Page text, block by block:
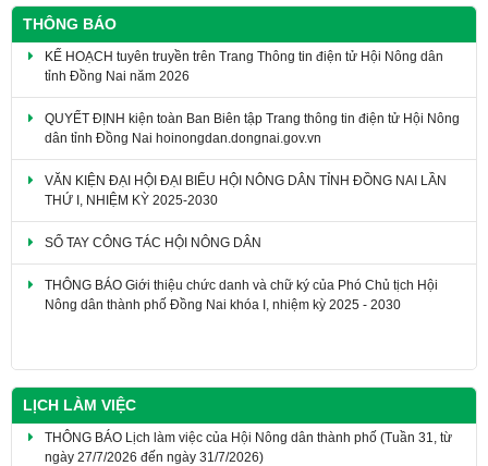
THÔNG BÁO
KẾ HOẠCH tuyên truyền trên Trang Thông tin điện tử Hội Nông dân
tỉnh Đồng Nai năm 2026
QUYẾT ĐỊNH kiện toàn Ban Biên tập Trang thông tin điện tử Hội Nông
dân tỉnh Đồng Nai hoinongdan.dongnai.gov.vn
VĂN KIỆN ĐẠI HỘI ĐẠI BIỂU HỘI NÔNG DÂN TỈNH ĐỒNG NAI LẦN
THỨ I, NHIỆM KỲ 2025-2030
SỔ TAY CÔNG TÁC HỘI NÔNG DÂN
THÔNG BÁO Giới thiệu chức danh và chữ ký của Phó Chủ tịch Hội
Nông dân thành phố Đồng Nai khóa I, nhiệm kỳ 2025 - 2030
LỊCH LÀM VIỆC
THÔNG BÁO Lịch làm việc của Hội Nông dân thành phố (Tuần 31, từ
ngày 27/7/2026 đến ngày 31/7/2026)